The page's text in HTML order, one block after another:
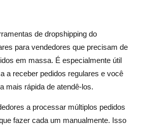
de dropshipping do
para vendedores que precisam de
em massa. É especialmente útil
a receber pedidos regulares e você
mais rápida de atendê-los.
a processar múltiplos pedidos
fazer cada um manualmente. Isso